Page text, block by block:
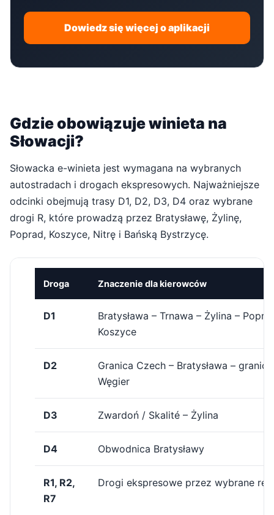
Dowiedz się więcej o aplikacji
Gdzie obowiązuje winieta na
Słowacji?
Słowacka e-winieta jest wymagana na wybranych
autostradach i drogach ekspresowych. Najważniejsze
odcinki obejmują trasy D1, D2, D3, D4 oraz wybrane
drogi R, które prowadzą przez Bratysławę, Żylinę,
Poprad, Koszyce, Nitrę i Bańską Bystrzycę.
Droga Znaczenie dla kierowców
D1
Bratysława – Trnawa – Żylina –
Koszyce
D2
Granica Czech – Bratysława – granica
Węgier
D3 Zwardoń / Skalité – Żylina
D4 Obwodnica Bratysławy
R1, R2,
R7
Drogi ekspresowe przez wybrane